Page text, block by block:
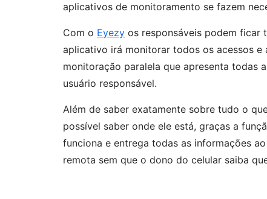
aplicativos de monitoramento se fazem
Com o Eyezy os responsáveis podem ficar
aplicativo irá monitorar todos os acessos
monitoração paralela que apresenta todas
usuário responsável.
Além de saber exatamente sobre tudo o
possível saber onde ele está, graças a
funciona e entrega todas as informações
remota sem que o dono do celular saiba